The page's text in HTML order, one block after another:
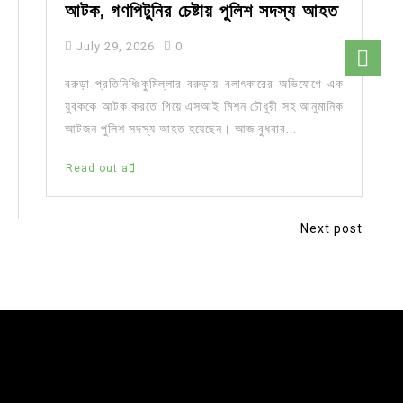
আটক, গণপিটুনির চেষ্টায় পুলিশ সদস্য আহত
July 29, 2026 0
বরুড়া প্রতিনিধিঃকুমিল্লার বরুড়ায় বলাৎকারের অভিযোগে এক
যুবককে আটক করতে গিয়ে এসআই মিশন চৌধুরী সহ আনুমানিক
আটজন পুলিশ সদস্য আহত হয়েছেন। আজ বুধবার...
Read out all
Next post